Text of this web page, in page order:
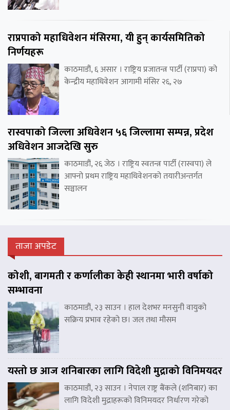
राप्रपाको महाधिवेशन मंसिरमा, यी हुन् कार्यसमितिको
निर्णयहरू
काठमाडौं, ६ असार । राष्ट्रिय प्रजातन्त्र पार्टी (राप्रपा) को
केन्द्रीय महाधिवेशन आगामी मंसिर २६, २७
रास्वपाको जिल्ला अधिवेशन ५६ जिल्लामा सम्पन्न, प्रदेश
अधिवेशन आजदेखि सुरु
काठमाडौं, २६ जेठ । राष्ट्रिय स्वतन्त्र पार्टी (रास्वपा) ले
आफ्नो प्रथम राष्ट्रिय महाधिवेशनको तयारीअन्तर्गत
सञ्चालन
ताजा अपडेट
कोशी, बागमती र कर्णालीका केही स्थानमा भारी वर्षाको
सम्भावना
काठमाडौं, २३ साउन । हाल देशभर मनसुनी वायुको
सक्रिय प्रभाव रहेको छ। जल तथा मौसम
यस्तो छ आज शनिबारका लागि विदेशी मुद्राको विनिमयदर
काठमाडौं, २३ साउन । नेपाल राष्ट्र बैंकले (शनिबार) का
लागि विदेशी मुद्राहरूको विनिमयदर निर्धारण गरेको